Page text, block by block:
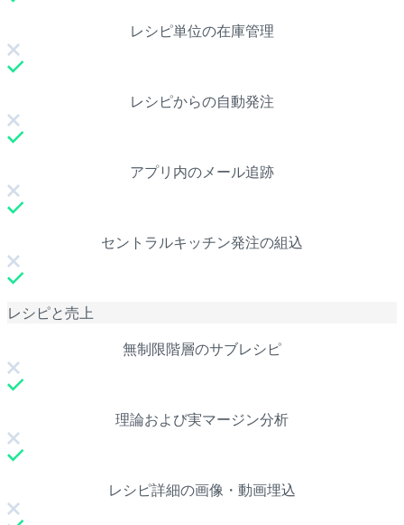
レシピ単位の在庫管理
レシピからの自動発注
アプリ内のメール追跡
セントラルキッチン発注の組込
レシピと売上
無制限階層のサブレシピ
理論および実マージン分析
レシピ詳細の画像・動画埋込